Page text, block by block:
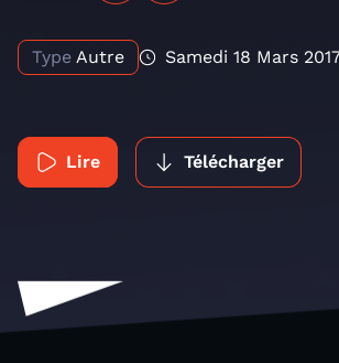
Type Autre Samedi 18 Mars
Lire Télécharger